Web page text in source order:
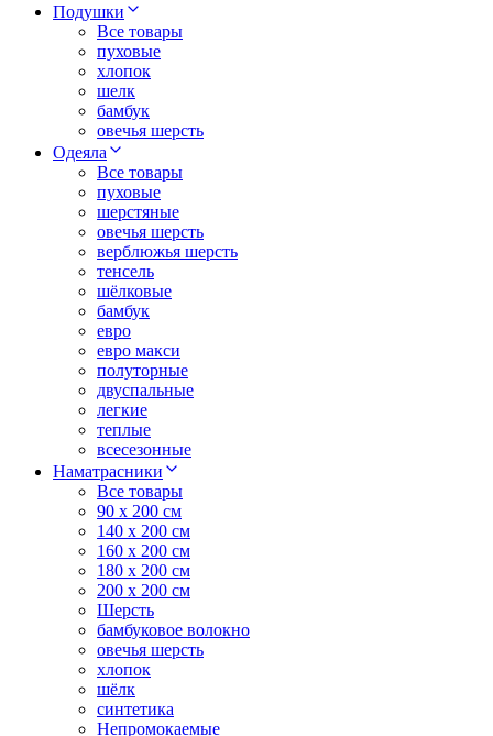
Подушки
Все товары
пуховые
хлопок
шелк
бамбук
овечья шерсть
Одеяла
Все товары
пуховые
шерстяные
овечья шерсть
верблюжья шерсть
тенсель
шёлковые
бамбук
евро
евро макси
полуторные
двуспальные
легкие
теплые
всесезонные
Наматрасники
Все товары
90 x 200 см
140 x 200 см
160 x 200 см
180 x 200 см
200 x 200 см
Шерсть
бамбуковое волокно
овечья шерсть
хлопок
шёлк
синтетика
Непромокаемые